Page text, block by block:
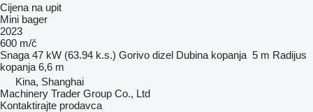
Cijena na upit
Mini bager
2023
600 m/č
Snaga 47 kW (63.94 k.s.) Gorivo dizel Dubina kopanja 5 m Radijus
kopanja 6,6 m
Kina, Shanghai
Machinery Trader Group Co., Ltd
Kontaktirajte prodavca